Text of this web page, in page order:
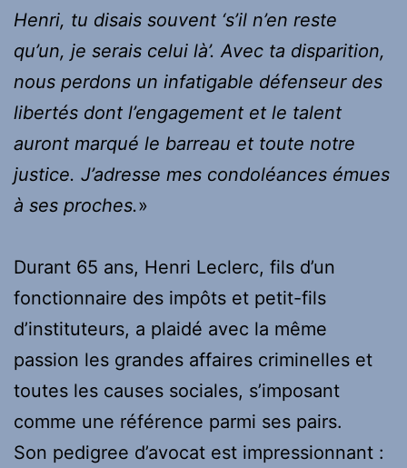
Henri, tu disais souvent ‘s’il n’en reste
qu’un, je serais celui là’. Avec ta disparition,
nous perdons un infatigable défenseur des
libertés dont l’engagement et le talent
auront marqué le barreau et toute notre
justice. J’adresse mes condoléances émues
à ses proches.»
Durant 65 ans, Henri Leclerc, fils d’un
fonctionnaire des impôts et petit-fils
d’instituteurs, a plaidé avec la même
passion les grandes affaires criminelles et
toutes les causes sociales, s’imposant
comme une référence parmi ses pairs.
Son pedigree d’avocat est impressionnant :